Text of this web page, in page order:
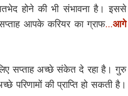
होने की भी संभावना है। इससे
आपके करियर का ग्राफ...आगे
सप्ताह अच्छे संकेत दे रहा है। गुरु
परिणामों की प्राप्ति हो सकती है।